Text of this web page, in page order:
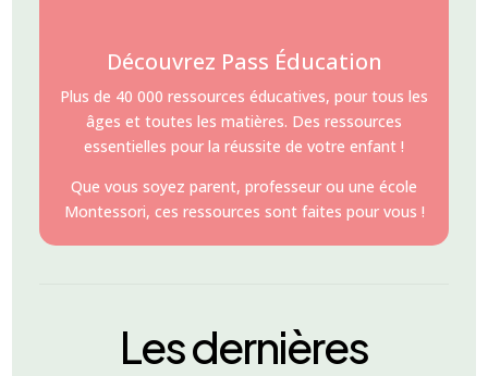
Découvrez Pass Éducation
Plus de 40 000 ressources éducatives, pour tous les
âges et toutes les matières. Des ressources
essentielles pour la réussite de votre enfant !
Que vous soyez parent, professeur ou une école
Montessori, ces ressources sont faites pour vous !
Les dernières